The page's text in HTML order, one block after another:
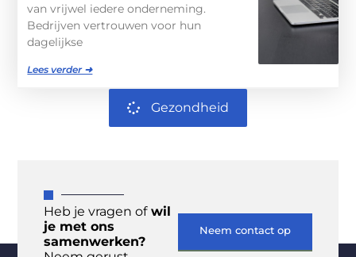
van vrijwel iedere onderneming.
Bedrijven vertrouwen voor hun
dagelijkse
Lees verder ➜
Gezondheid
Heb je vragen ofwil
je met ons
samenwerken?
Neem contact op